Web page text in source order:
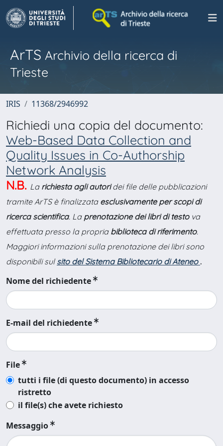
ArTS Archivio della ricerca di
Trieste
IRIS 11368/2946992
Richiedi una copia del documento:
Web-Based Data Collection and
Quality Issues in Co-Authorship
Network Analysis
N.B. La richiesta agli autoridei file delle pubblicazioni
tramite ArTS è finalizzata esclusivamente per scopi di
ricerca scientifica. La prenotazione dei libri di testova
effettuata presso la propria biblioteca di riferimento.
Maggiori informazioni sulla prenotazione dei libri sono
disponibili sul sito del Sistema Bibliotecario di Ateneo .
Nome del richiedente
E-mail del richiedente
File
tutti i file (di questo documento) in accesso
ristretto
il file(s) che avete richiesto
Messaggio